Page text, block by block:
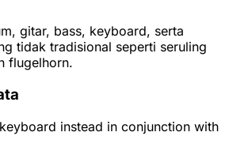
gitar, bass, keyboard, serta
tidak tradisional seperti seruling
flugelhorn.
instead in conjunction with